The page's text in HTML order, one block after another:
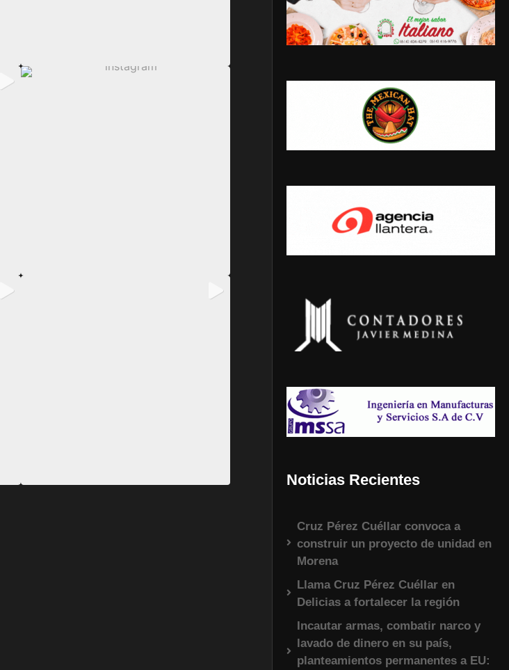
Noticias Recientes
Cruz Pérez Cuéllar convoca a
construir un proyecto de unidad en
Morena
Llama Cruz Pérez Cuéllar en
Delicias a fortalecer la región
Incautar armas, combatir narco y
lavado de dinero en su país,
planteamientos permanentes a EU: